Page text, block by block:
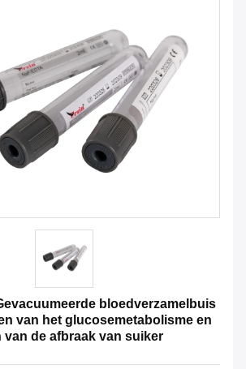
bloedverzamelbuis
van het glucosemetabolisme en
van de afbraak van suiker